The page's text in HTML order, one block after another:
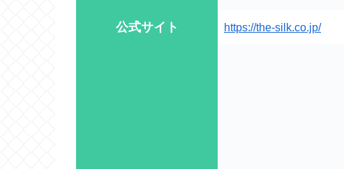
公式サイト https://the-silk.co.jp/